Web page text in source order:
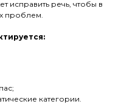
исправить речь, чтобы в
проблем.
категории.